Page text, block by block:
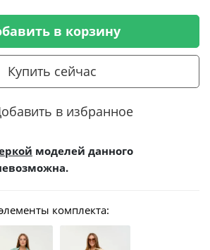
в корзину
Купить сейчас
в избранное
моделей данного
комплекта: